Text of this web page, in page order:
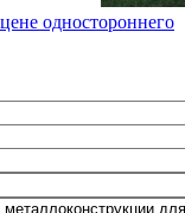
одностороннего